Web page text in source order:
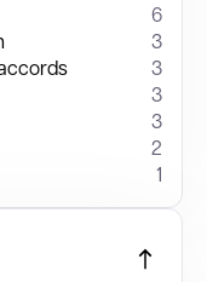
6
3
3
3
3
2
1